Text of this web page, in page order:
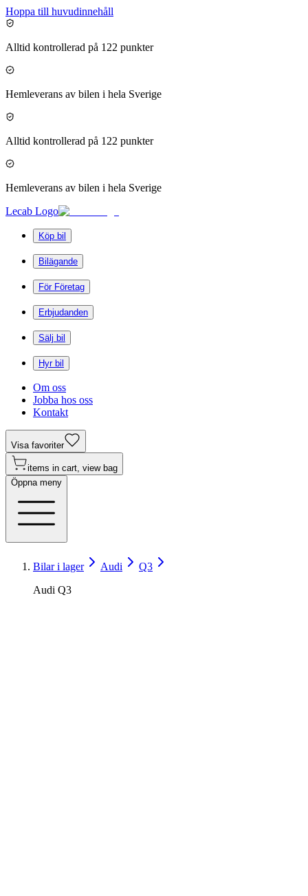
Hoppa till huvudinnehåll
Alltid kontrollerad på 122 punkter
Hemleverans av bilen i hela Sverige
Alltid kontrollerad på 122 punkter
Hemleverans av bilen i hela Sverige
Lecab Logo
Köp bil
Bilägande
För Företag
Erbjudanden
Sälj bil
Hyr bil
Om oss
Jobba hos oss
Kontakt
Visa favoriter
items in cart, view bag
Öppna meny
Bilar i lager Audi
Q3
Audi Q3